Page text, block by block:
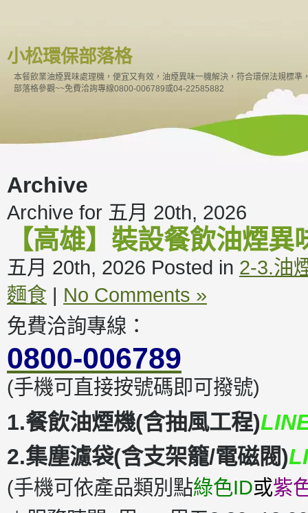
小松環保部落格
本餐飲業油煙異味處理機，便宜又有效，油煙異味一機解決，符合環保法規標
部落格參觀~~免費洽詢專線0800-006789或04-22585882
Archive
Archive for 五月 20th, 2026
【高雄】裝設餐飲油煙
五月 20th, 2026 Posted in 2-3.油
麵食 | No Comments »
免費洽詢專線：
0800-006789
(手機可直接按號碼即可撥號)
1.餐飲油煙機(含抽風工程)
2.集塵濾袋(含支架籠/電磁閥)
(手機可依產品類別點綠色ID或紫